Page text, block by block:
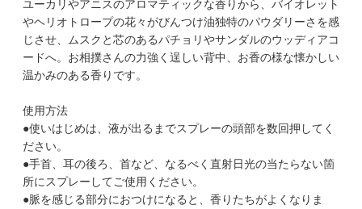
ユーカリやアニスのアロマティックな香りから、バイオレット
やヘリオトロープの花々がびんつけ油独特のパウダリーさを感
じさせ、ムスクと芯のあるパチョリやサンダルのウッディアコ
ードへ。お相撲さんの力強く逞しい背中、お香の様な懐かしい
温かみのある香りです。
使用方法
●使いはじめは、液が出るまでスプレーの頭部を数回押してく
ださい。
●手首、耳の後ろ、首など、なるべく直射日光の当たらない箇
所にスプレーしてご使用ください。
●脈を感じる部分におつけになると、香りたちがよくなりま